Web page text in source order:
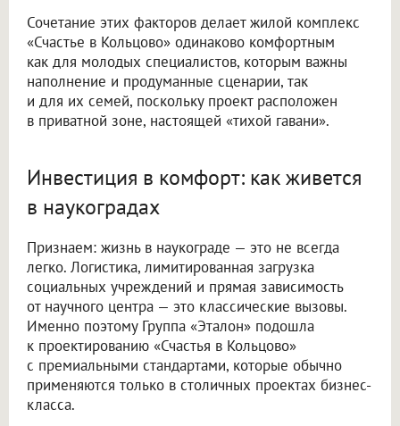
Сочетание этих факторов делает жилой комплекс
«Счастье в Кольцово» одинаково комфортным
как для молодых специалистов, которым важны
наполнение и продуманные сценарии, так
и для их семей, поскольку проект расположен
в приватной зоне, настоящей «тихой гавани».
Инвестиция в комфорт: как живется
в наукоградах
Признаем: жизнь в наукограде — это не всегда
легко. Логистика, лимитированная загрузка
социальных учреждений и прямая зависимость
от научного центра — это классические вызовы.
Именно поэтому Группа «Эталон» подошла
к проектированию «Счастья в Кольцово»
с премиальными стандартами, которые обычно
применяются только в столичных проектах бизнес-
класса.